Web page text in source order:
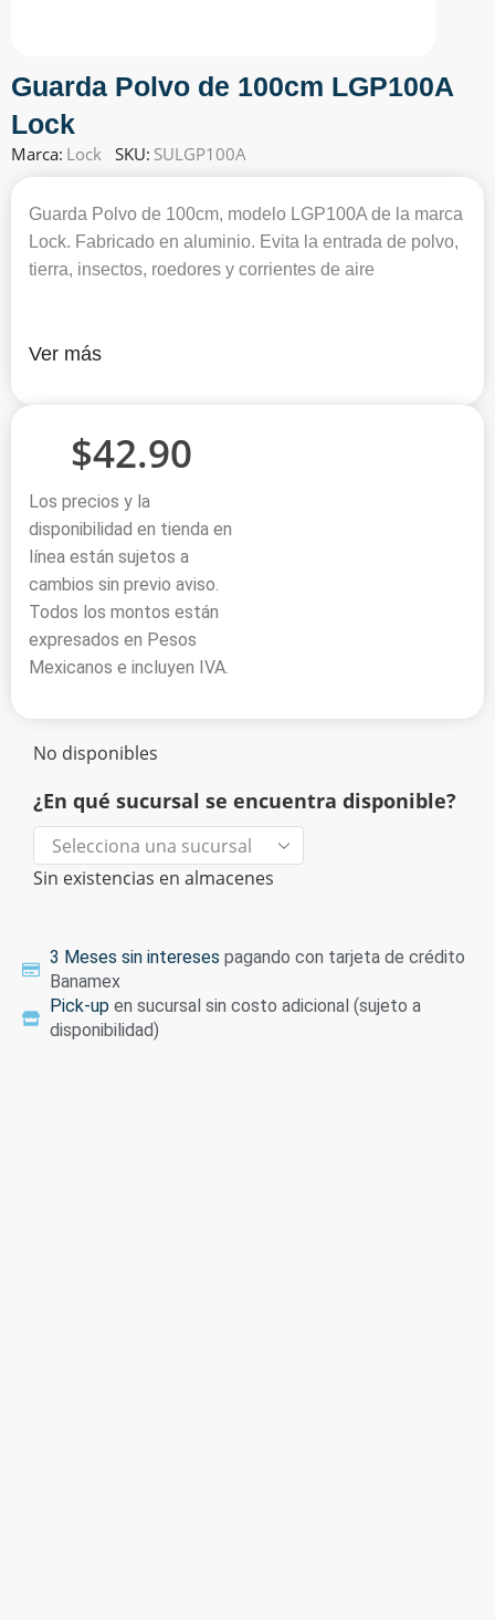
Guarda Polvo de 100cm LGP100A
Lock
Marca: Lock SKU: SULGP100A
Guarda Polvo de 100cm, modelo LGP100A de la marca
Lock. Fabricado en aluminio. Evita la entrada de polvo,
tierra, insectos, roedores y corrientes de aire
Ver más
$42.90
Los precios y la
disponibilidad en tienda en
línea están sujetos a
cambios sin previo aviso.
Todos los montos están
expresados en Pesos
Mexicanos e incluyen IVA.
No disponibles
¿En qué sucursal se encuentra disponible?
Sin existencias en almacenes
3 Meses sin intereses pagando con tarjeta de crédito
Banamex
Pick-up en sucursal sin costo adicional (sujeto a
disponibilidad)